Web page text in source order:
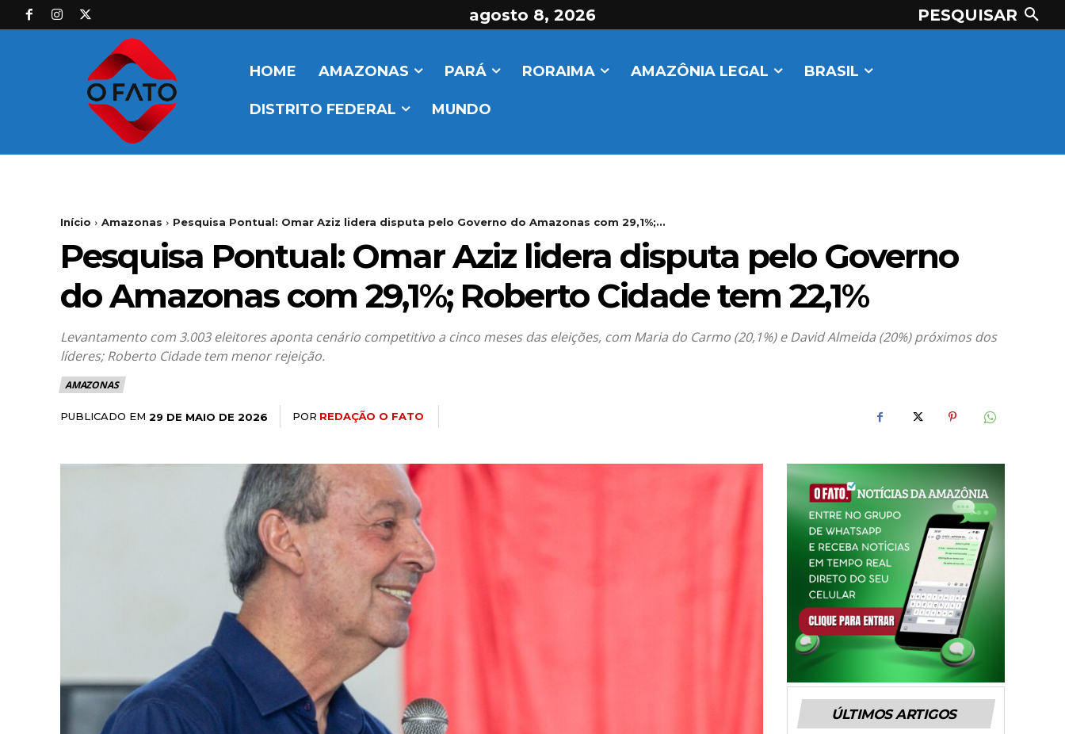
agosto 8, 2026 PESQUISAR
HOME AMAZONAS PARÁ RORAIMA AMAZÔNIA LEGAL BRASIL
DISTRITO FEDERAL MUNDO
Início Amazonas Pesquisa Pontual: Omar Aziz lidera disputa pelo Governo do Amazonas com 29,1%;...
Pesquisa Pontual: Omar Aziz lidera disputa pelo Governo
do Amazonas com 29,1%; Roberto Cidade tem 22,1%
Levantamento com 3.003 eleitores aponta cenário competitivo a cinco meses das eleições, com Maria do Carmo (20,1%) e David Almeida (20%) próximos dos
líderes; Roberto Cidade tem menor rejeição.
AMAZONAS
PUBLICADO EM 29 DE MAIO DE 2026 POR REDAÇÃO O FATO
ÚLTIMOS ARTIGOS